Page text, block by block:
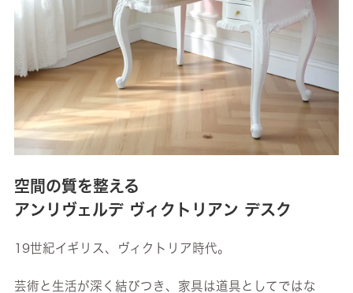
空間の質を整える
アンリヴェルデ ヴィクトリアン デスク
19世紀イギリス、ヴィクトリア時代。
芸術と生活が深く結びつき、家具は道具としてではな